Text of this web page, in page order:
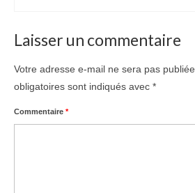
Laisser un commentaire
Votre adresse e-mail ne sera pas publiée.
obligatoires sont indiqués avec *
Commentaire *